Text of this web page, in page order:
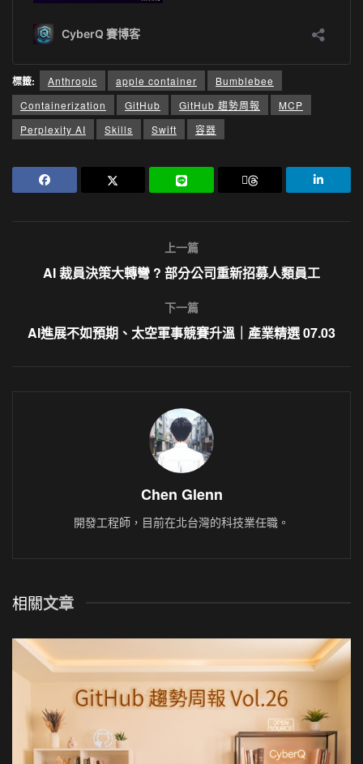
標籤: Anthropic apple container
Bumblebee
Containerization
GitHub GitHub 趨勢周報
MCP
Perplexity AI
Skills Swift 容器
上一篇
AI 裁員決策大轉彎 ? 部分公司重新招募人類員工
下一篇
AI進展不如預期、太空軍事競賽升溫｜產業精選 07.03
Chen Glenn
開發工程師，目前在北台灣的科技業任職。
相關文章